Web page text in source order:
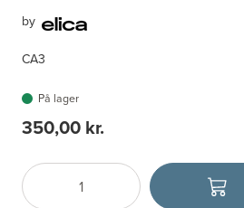
by
CA3
På lager
350,00 kr.
Antal
Vælg enhed